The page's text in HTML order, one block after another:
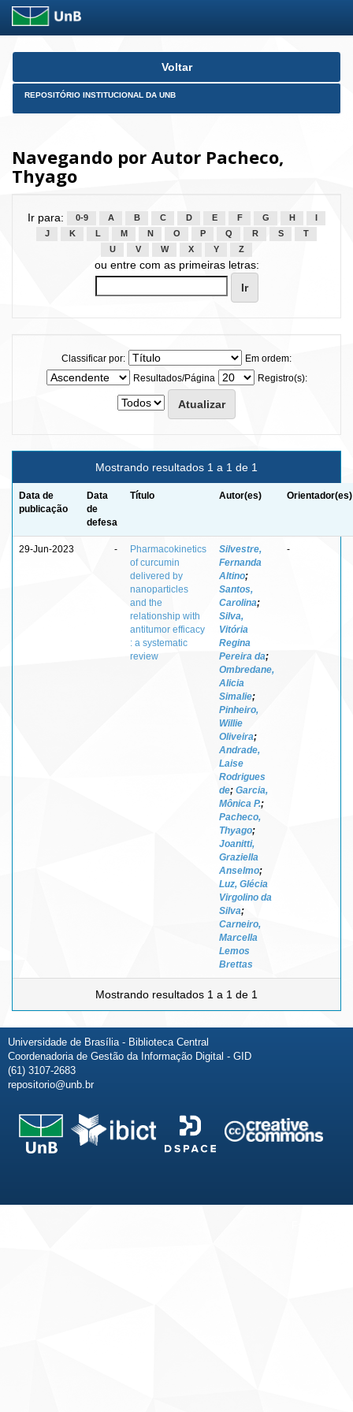
Skip
Voltar
REPOSITÓRIO INSTITUCIONAL DA UNB
Navegando por Autor Pacheco,
Thyago
Ir para: 0-9 A B C D E F G H
J
K L M N O P Q R S
T
U
V W X Y Z
ou entre com as primeiras letras:
Classificar por:
Em ordem:
Resultados/Página
Registro(s):
Mostrando resultados 1 a 1 de 1
Data de
publicação
Data
de
defesa
Título Autor(es) Orientador(es)
29-Jun-2023 -
Pharmacokinetics
of curcumin
delivered by
nanoparticles
and the
relationship with
antitumor efficacy
: a systematic
review
Silvestre,
Fernanda
Altino;
Santos,
Carolina;
Silva,
Vitória
Regina
Pereira da;
Ombredane,
Alicia
Simalie;
Pinheiro,
Willie
Oliveira;
Andrade,
Laise
Rodrigues
de; Garcia,
Mônica P.;
Pacheco,
Thyago;
Joanitti,
Graziella
Anselmo;
Luz, Glécia
Virgolino da
Silva;
Carneiro,
Marcella
Lemos
Brettas
-
Mostrando resultados 1 a 1 de 1
Universidade de Brasília - Biblioteca Central
Coordenadoria de Gestão da Informação Digital - GID
(61) 3107-2683
repositorio@unb.br